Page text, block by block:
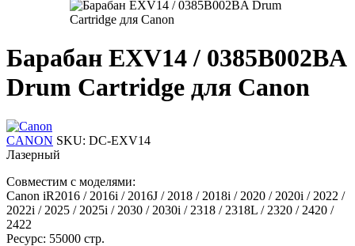
Барабан EXV14 / 0385B002BA
Drum Cartridge для Canon
CANON SKU: DC-EXV14
Лазерный
Совместим с моделями:
Canon iR2016 / 2016i / 2016J / 2018 / 2018i / 2020 / 2020i / 2022 /
2022i / 2025 / 2025i / 2030 / 2030i / 2318 / 2318L / 2320 / 2420 /
2422
Ресурс: 55000 стр.